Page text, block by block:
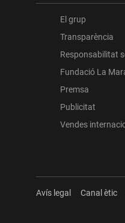
El grup
Transparència
Responsabilitat
Fundació La
Premsa
Publicitat
Vendes
Avís legal Canal ètic